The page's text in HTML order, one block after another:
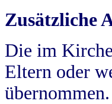
Zusätzliche
Die im
Eltern oder
übernommen.